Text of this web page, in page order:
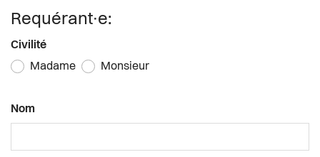
Actualités
Pilier public
Requérant∙e:
Civilité
Madame
Monsieur
Nom